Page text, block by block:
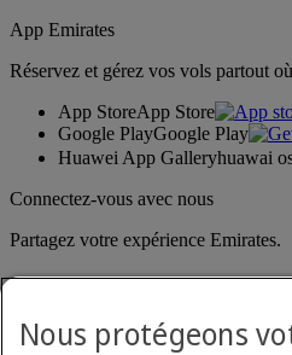
App Emirates
Réservez et gérez vos vols partout
App StoreApp Store
Google PlayGoogle Play
Huawei App Galleryhuawai
Connectez-vous avec nous
Partagez votre expérience Emirates.
Nous protégeons